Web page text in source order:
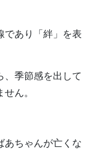
であり「絆」を表
季節感を出して
ん。
あちゃんが亡くな